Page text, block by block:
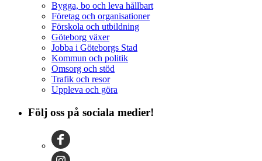
Bygga, bo och leva hållbart
Företag och organisationer
Förskola och utbildning
Göteborg växer
Jobba i Göteborgs Stad
Kommun och politik
Omsorg och stöd
Trafik och resor
Uppleva och göra
Följ oss på sociala medier!